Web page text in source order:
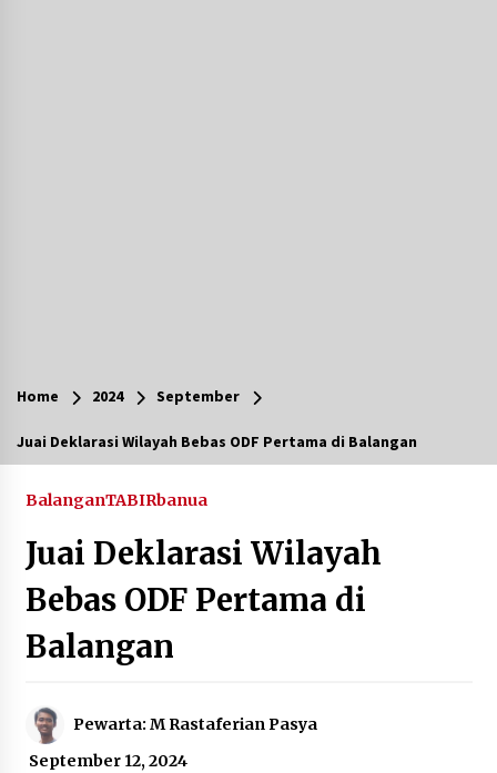
Keberlanjutan Masa Depan Lebih Hijau
Eksekusi Putusan PN, Kejari Kotabaru Setor
PNBP 400 Juta dari Kasus Tambang Ilegal
Agustus 5, 2026
Agustus 4, 2026
Home 2024 September
Juai Deklarasi Wilayah Bebas ODF Pertama di Balangan
BalanganTABIRbanua
Juai Deklarasi Wilayah
Bebas ODF Pertama di
Balangan
Pewarta: M Rastaferian Pasya
September 12, 2024